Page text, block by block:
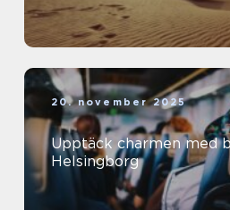
20. november 2025
Upptäck charmen med
Helsingborg